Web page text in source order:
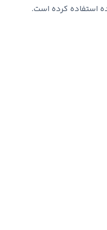
استفاده کرده است.